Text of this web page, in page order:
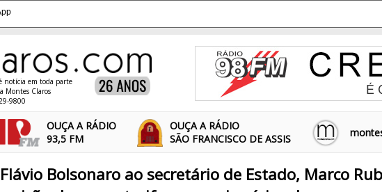
notícia em toda parte
Montes Claros
9800
OUÇA A RÁDIO
93,5 FM
OUÇA A RÁDIO
SÃO FRANCISCO DE ASSIS
Bolsonaro ao secretário de Estado, Marco